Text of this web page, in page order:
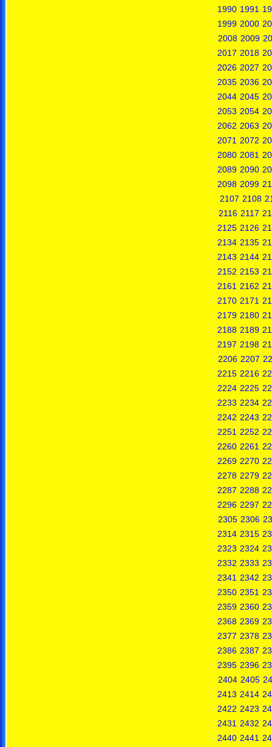
1990 1991
1999 2000
2008 2009
2017 2018
2026 2027
2035 2036
2044 2045
2053 2054
2062 2063
2071 2072
2080 2081
2089 2090
2098 2099
2107 2108
2116 2117
2125 2126
2134 2135
2143 2144
2152 2153
2161 2162
2170 2171
2179 2180
2188 2189
2197 2198
2206 2207
2215 2216
2224 2225
2233 2234
2242 2243
2251 2252
2260 2261
2269 2270
2278 2279
2287 2288
2296 2297
2305 2306
2314 2315
2323 2324
2332 2333
2341 2342
2350 2351
2359 2360
2368 2369
2377 2378
2386 2387
2395 2396
2404 2405
2413 2414
2422 2423
2431 2432
2440 2441